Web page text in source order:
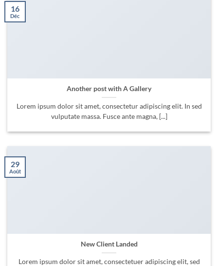
Another post with A Gallery
Lorem ipsum dolor sit amet, consectetur adipiscing elit. In sed
vulputate massa. Fusce ante magna, [...]
16
Déc
New Client Landed
Lorem ipsum dolor sit amet, consectetuer adipiscing elit, sed
29
Août